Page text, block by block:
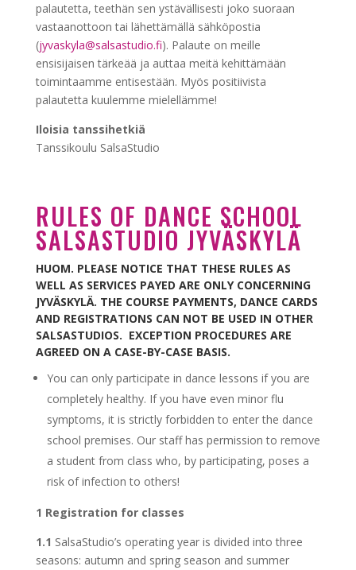
palautetta, teethän sen ystävällisesti joko suoraan
vastaanottoon tai lähettämällä sähköpostia
(jyvaskyla@salsastudio.fi). Palaute on meille
ensisijaisen tärkeää ja auttaa meitä kehittämään
toimintaamme entisestään. Myös positiivista
palautetta kuulemme mielellämme!
Iloisia tanssihetkiä
Tanssikoulu SalsaStudio
RULES OF DANCE SCHOOL
SALSASTUDIO JYVÄSKYLÄ
HUOM. PLEASE NOTICE THAT THESE RULES AS
WELL AS SERVICES PAYED ARE ONLY CONCERNING
JYVÄSKYLÄ. THE COURSE PAYMENTS, DANCE CARDS
AND REGISTRATIONS CAN NOT BE USED IN OTHER
SALSASTUDIOS. EXCEPTION PROCEDURES ARE
AGREED ON A CASE-BY-CASE BASIS.
You can only participate in dance lessons if you are
completely healthy. If you have even minor flu
symptoms, it is strictly forbidden to enter the dance
school premises. Our staff has permission to remove
a student from class who, by participating, poses a
risk of infection to others!
1 Registration for classes
1.1 SalsaStudio’s operating year is divided into three
seasons: autumn and spring season and summer